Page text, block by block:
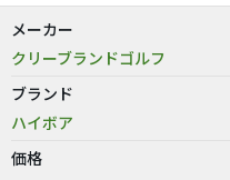
メーカー
クリーブランドゴルフ
ブランド
ハイボア
価格